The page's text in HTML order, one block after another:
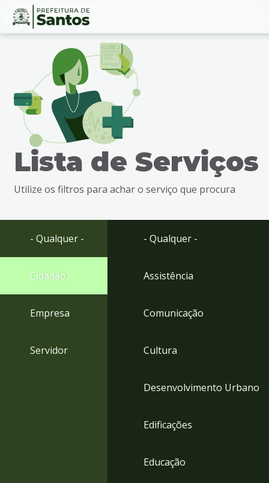
Ir
busca
Ir
rodapé
Conteúdo
Lista de Serviços
Utilize os filtros para achar o serviço que procura
- Qualquer -
Cidadão
Empresa
Servidor
- Qualquer -
Assistência
Comunicação
Cultura
Desenvolvimento Urbano
Edificações
Educação